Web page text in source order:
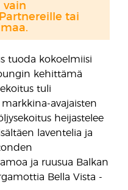
tuoda kokoelmiisi
kehittämä
tuli
avajaisten
heijastelee
laventelia ja
ja ruusua Balkan
Bella Vista -
vain
tai